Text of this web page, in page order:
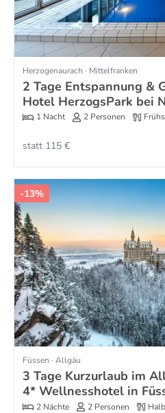
Herzogenaurach · Mittelfranken
2 Tage Entspannung &
Hotel HerzogsPark bei
1 Nacht 2 Personen
statt 115 €
-13%
Füssen · Allgäu
3 Tage Kurzurlaub im
4* Wellnesshotel in
2 Nächte 2 Personen